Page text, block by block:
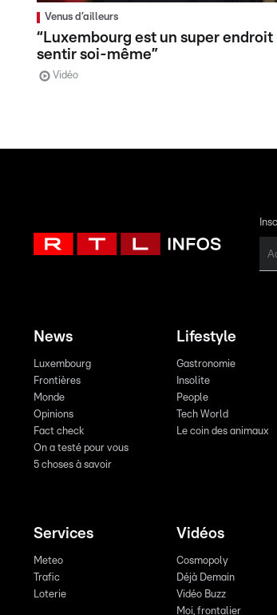
Venus d’ailleurs
“Luxembourg est un super endroit
sentir soi-même”
Vidéo
News
Luxembourg
Frontières
Monde
Opinions
Fact check
On a testé pour vous
5 choses à savoir
Lifestyle
Gastronomie
Insolite
People
Tech World
Le coin des animaux
Services
Meteo
Trafic
Loterie
Vidéos
Cosmopoly
Déjà Demain
Vidéo Buzz
Moi, frontalier